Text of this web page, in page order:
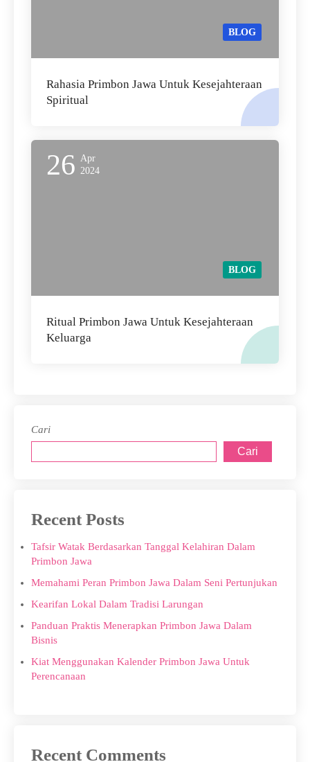
BLOG
Rahasia Primbon Jawa Untuk Kesejahteraan
Spiritual
26 Apr
2024
BLOG
Ritual Primbon Jawa Untuk Kesejahteraan
Keluarga
Cari
Cari
Recent Posts
Tafsir Watak Berdasarkan Tanggal Kelahiran Dalam
Primbon Jawa
Memahami Peran Primbon Jawa Dalam Seni Pertunjukan
Kearifan Lokal Dalam Tradisi Larungan
Panduan Praktis Menerapkan Primbon Jawa Dalam
Bisnis
Kiat Menggunakan Kalender Primbon Jawa Untuk
Perencanaan
Recent Comments